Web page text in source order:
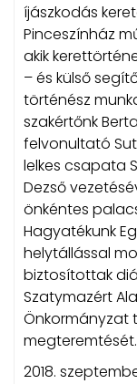
íjászkodás
Pinceszínház
akik
– és külső
történész
szakértőnk
felvonultató
lelkes csapata
Dezső
önkéntes
Hagyatékunk
helytállással
biztosítottak
Szatymazért
Önkormányzat
megteremtését.
2018.